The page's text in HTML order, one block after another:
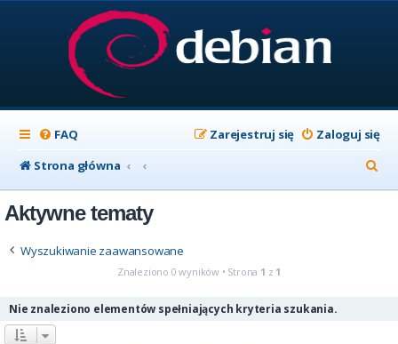
FAQ Zaloguj się
Zarejestruj się
Strona główna
z
Aktywne tematy
Wyszukiwanie zaawansowane
Znaleziono 0 wyników • Strona 1 z 1
Nie znaleziono elementów spełniających kryteria szukania.